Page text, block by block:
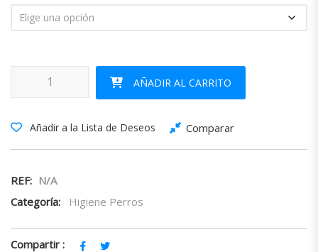
AÑADIR AL CARRITO
Añadir a la Lista de Deseos Comparar
REF: N/A
Categoría:
Higiene Perros
Compartir :